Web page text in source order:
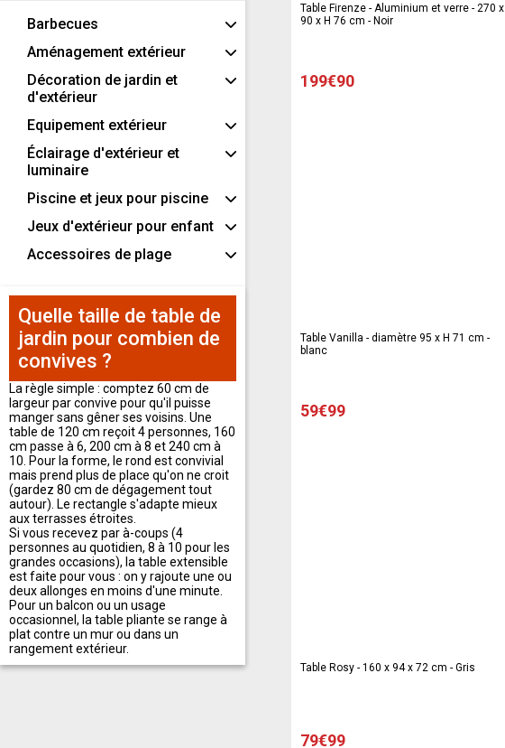
Barbecues
Aménagement extérieur
Décoration de jardin et
d'extérieur
Equipement extérieur
Éclairage d'extérieur et
luminaire
Piscine et jeux pour piscine
Jeux d'extérieur pour enfant
Accessoires de plage
Quelle taille de table de
jardin pour combien de
convives ?
La règle simple : comptez 60 cm de
largeur par convive pour qu'il puisse
manger sans gêner ses voisins. Une
table de 120 cm reçoit 4 personnes, 160
cm passe à 6, 200 cm à 8 et 240 cm à
10. Pour la forme, le rond est convivial
mais prend plus de place qu'on ne croit
(gardez 80 cm de dégagement tout
autour). Le rectangle s'adapte mieux
aux terrasses étroites.
Si vous recevez par à-coups (4
personnes au quotidien, 8 à 10 pour les
grandes occasions), la table extensible
est faite pour vous : on y rajoute une ou
deux allonges en moins d'une minute.
Pour un balcon ou un usage
occasionnel, la table pliante se range à
plat contre un mur ou dans un
rangement extérieur.
Table Firenze - Aluminium et verre - 270 x
90 x H 76 cm - Noir
199€90
Table Vanilla - diamètre 95 x H 71 cm -
blanc
59€99
Table Rosy - 160 x 94 x 72 cm - Gris
79€99